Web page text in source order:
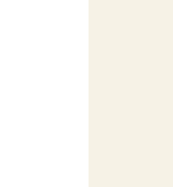
『어느 여행자
거리의 유령 :
사방이 어둠